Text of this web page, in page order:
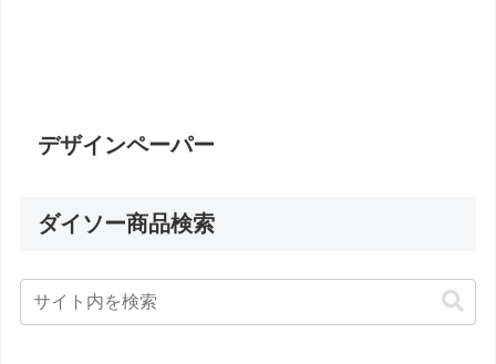
デザインペーパー
ダイソー商品検索